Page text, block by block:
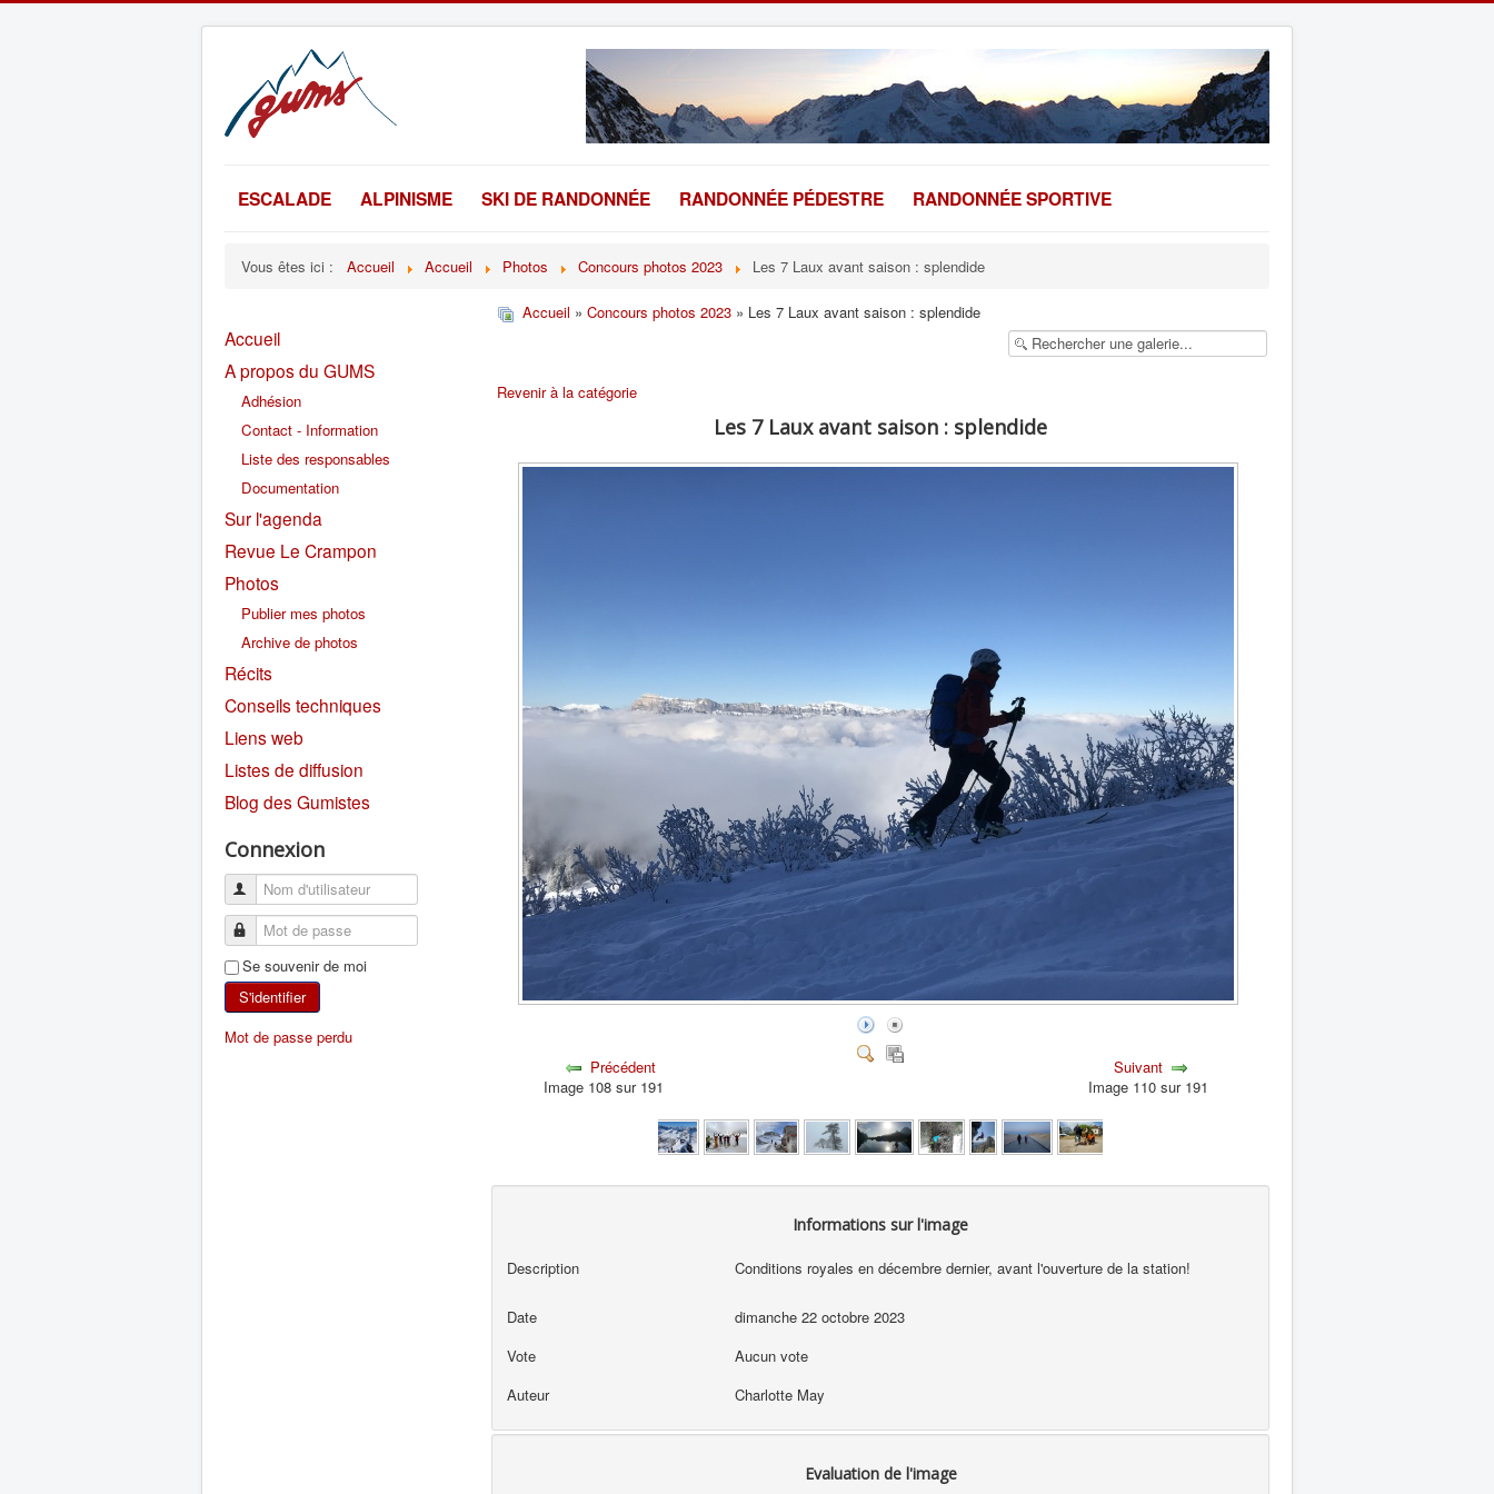
ESCALADE ALPINISME SKI DE RANDONNÉE RANDONNÉE PÉDESTRE RANDONNÉE SPORTIVE
Vous êtes ici : Accueil Accueil Photos Concours photos 2023 Les 7 Laux avant saison : splendide
Accueil
A propos du GUMS
Adhésion
Contact - Information
Liste des responsables
Documentation
Sur l'agenda
Revue Le Crampon
Photos
Publier mes photos
Archive de photos
Récits
Conseils techniques
Liens web
Listes de diffusion
Blog des Gumistes
Connexion
Se souvenir de moi
S'identifier
Mot de passe perdu
Accueil » Concours photos 2023 » Les 7 Laux avant saison : splendide
Revenir à la catégorie
Les 7 Laux avant saison : splendide
Précédent
Image 108 sur 191
Suivant
Image 110 sur 191
Informations sur l'image
Description Conditions royales en décembre dernier, avant l'ouverture de la station!
Date
dimanche 22 octobre 2023
Vote
Aucun vote
Auteur
Charlotte May
Evaluation de l'image